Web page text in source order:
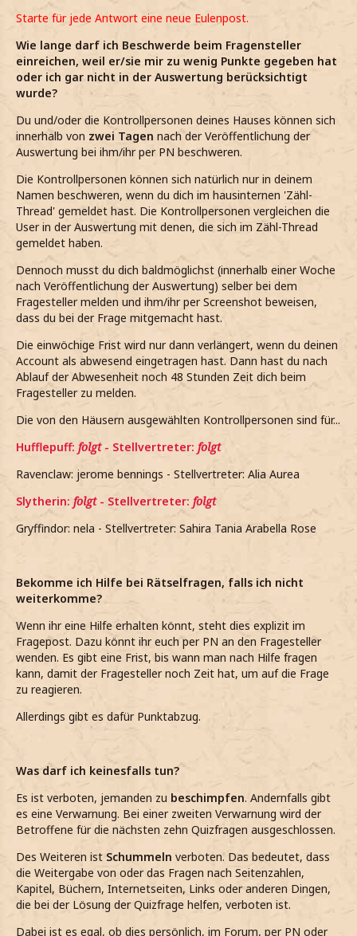
Starte für jede Antwort eine neue Eulenpost.
Wie lange darf ich Beschwerde beim Fragensteller
einreichen, weil er/sie mir zu wenig Punkte gegeben hat
oder ich gar nicht in der Auswertung berücksichtigt
wurde?
Du und/oder die Kontrollpersonen deines Hauses können sich
innerhalb von zwei Tagen nach der Veröffentlichung der
Auswertung bei ihm/ihr per PN beschweren.
Die Kontrollpersonen können sich natürlich nur in deinem
Namen beschweren, wenn du dich im hausinternen 'Zähl-
Thread' gemeldet hast. Die Kontrollpersonen vergleichen die
User in der Auswertung mit denen, die sich im Zähl-Thread
gemeldet haben.
Dennoch musst du dich baldmöglichst (innerhalb einer Woche
nach Veröffentlichung der Auswertung) selber bei dem
Fragesteller melden und ihm/ihr per Screenshot beweisen,
dass du bei der Frage mitgemacht hast.
Die einwöchige Frist wird nur dann verlängert, wenn du deinen
Account als abwesend eingetragen hast. Dann hast du nach
Ablauf der Abwesenheit noch 48 Stunden Zeit dich beim
Fragesteller zu melden.
Die von den Häusern ausgewählten Kontrollpersonen sind für...
Hufflepuff: folgt- Stellvertreter: folgt
Ravenclaw: jerome bennings - Stellvertreter: Alia Aurea
Slytherin: folgt- Stellvertreter: folgt
Gryffindor: nela - Stellvertreter: Sahira Tania Arabella Rose
Bekomme ich Hilfe bei Rätselfragen, falls ich nicht
weiterkomme?
Wenn ihr eine Hilfe erhalten könnt, steht dies explizit im
Fragepost. Dazu könnt ihr euch per PN an den Fragesteller
wenden. Es gibt eine Frist, bis wann man nach Hilfe fragen
kann, damit der Fragesteller noch Zeit hat, um auf die Frage
zu reagieren.
Allerdings gibt es dafür Punktabzug.
Was darf ich keinesfalls tun?
Es ist verboten, jemanden zu beschimpfen. Andernfalls gibt
es eine Verwarnung. Bei einer zweiten Verwarnung wird der
Betroffene für die nächsten zehn Quizfragen ausgeschlossen.
Des Weiteren ist Schummeln verboten. Das bedeutet, dass
die Weitergabe von oder das Fragen nach Seitenzahlen,
Kapitel, Büchern, Internetseiten, Links oder anderen Dingen,
die bei der Lösung der Quizfrage helfen, verboten ist.
Dabei ist es egal, ob dies persönlich, im Forum, per PN oder